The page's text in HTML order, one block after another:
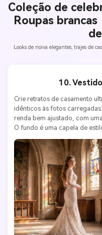
Coleção de
Roupas
Looks de noiva elegantes, trajes de
10.
Crie retratos de casamento
idênticos às fotos
renda bem ajustado, com
O fundo é uma capela de
Canon EOS R5, lente 85mm f/
casamento romântico,